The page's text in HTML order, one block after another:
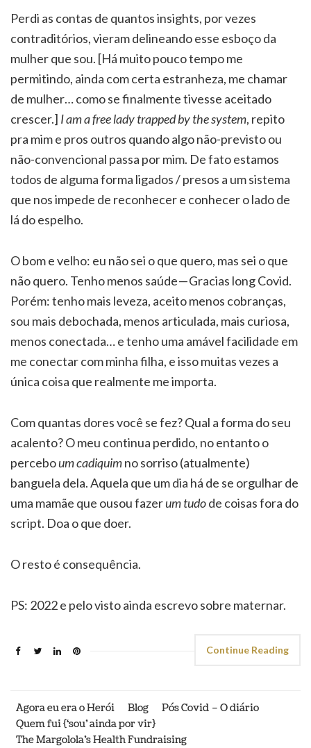
Perdi as contas de quantos insights, por vezes
contraditórios, vieram delineando esse esboço da
mulher que sou. [Há muito pouco tempo me
permitindo, ainda com certa estranheza, me chamar
de mulher… como se finalmente tivesse aceitado
crescer.] I am a free lady trapped by the system, repito
pra mim e pros outros quando algo não-previsto ou
não-convencional passa por mim. De fato estamos
todos de alguma forma ligados / presos a um sistema
que nos impede de reconhecer e conhecer o lado de
lá do espelho.
O bom e velho: eu não sei o que quero, mas sei o que
não quero. Tenho menos saúde — Gracias long Covid.
Porém: tenho mais leveza, aceito menos cobranças,
sou mais debochada, menos articulada, mais curiosa,
menos conectada… e tenho uma amável facilidade em
me conectar com minha filha, e isso muitas vezes a
única coisa que realmente me importa.
Com quantas dores você se fez? Qual a forma do seu
acalento? O meu continua perdido, no entanto o
perceboum cadiquimno sorriso (atualmente)
banguela dela. Aquela que um dia há de se orgulhar de
uma mamãe que ousou fazerum tudode coisas fora do
script. Doa o que doer.
O resto é consequência.
PS: 2022 e pelo visto ainda escrevo sobre maternar.
Continue Reading
Agora eu era o Herói Blog
Pós Covid – O diário
Quem fui {‘sou’ ainda por vir}
The Margolola’s Health Fundraising